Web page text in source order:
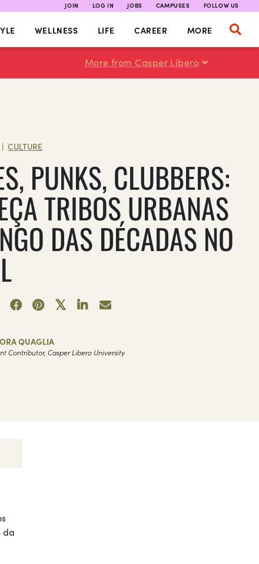
JOIN LOG IN JOBS CAMPUSES FOLLOW US
WELLNESS LIFE CAREER MORE
More from Casper Libero
| CULTURE
PUNKS, CLUBBERS:
TRIBOS URBANAS
DAS DÉCADAS NO
QUAGLIA
Contributor, Casper Libero University
da